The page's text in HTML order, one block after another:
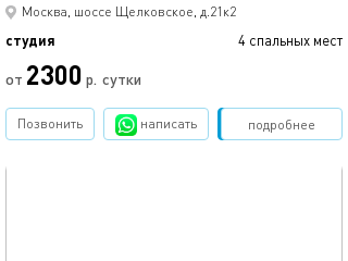
Москва, шоссе Щелковское, д.21к2
студия 4 спальных мест
от 2300 р. сутки
подробнее
Позвонить написать Забронировать